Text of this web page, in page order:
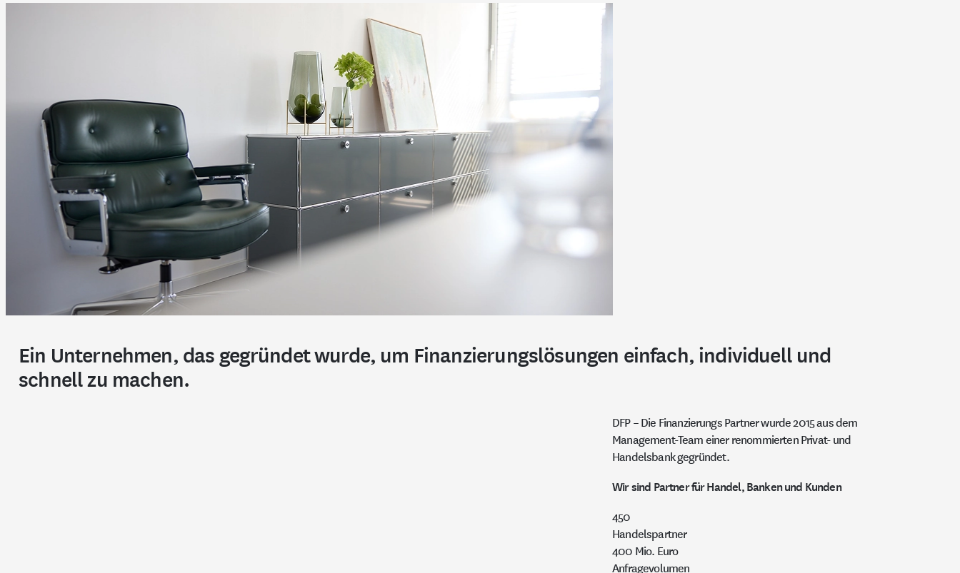
Ein Unternehmen, das gegründet wurde, um Finanzierungslösungen einfach, individuell und
schnell zu machen.
DFP – Die Finanzierungs Partner wurde 2015 aus dem
Management-Team einer renommierten Privat- und
Handelsbank gegründet.
Wir sind Partner für Handel, Banken und Kunden
450
Handelspartner
400 Mio. Euro
Anfragevolumen